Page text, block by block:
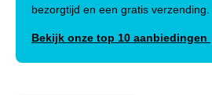
bezorgtijd en een gratis verzending.
Bekijk onze top 10 aanbiedingen